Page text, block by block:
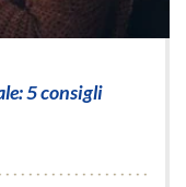
5 consigli